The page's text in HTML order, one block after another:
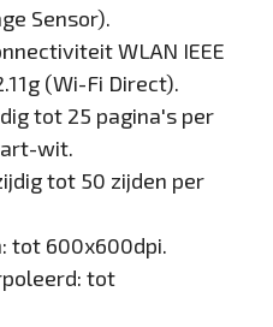
Sensor).
WLAN IEEE
(Wi-Fi Direct).
tot 25 pagina's per
wit.
tot 50 zijden per
tot 600x600dpi.
tot